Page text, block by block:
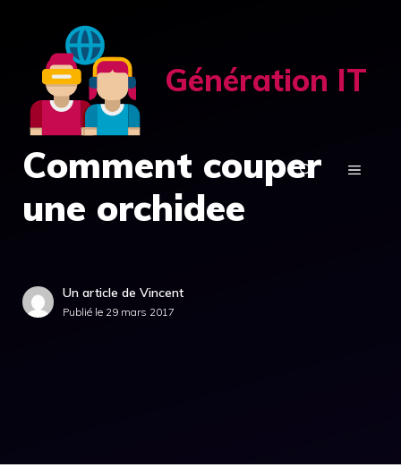
contenu
Génération IT
MENU
Comment couper
une orchidee
Un article de Vincent
Publié le 29 mars 2017